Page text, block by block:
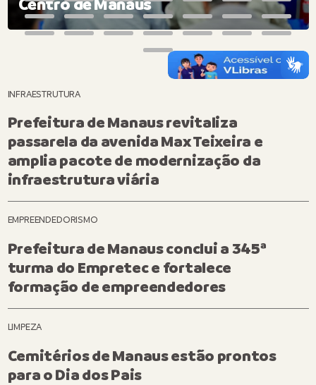
INFRAESTRUTURA
Prefeitura de Manaus revitaliza
passarela da avenida Max Teixeira e
amplia pacote de modernização da
infraestrutura viária
EMPREENDEDORISMO
Prefeitura de Manaus conclui a 345ª
turma do Empretec e fortalece
formação de empreendedores
LIMPEZA
Cemitérios de Manaus estão prontos
para o Dia dos Pais